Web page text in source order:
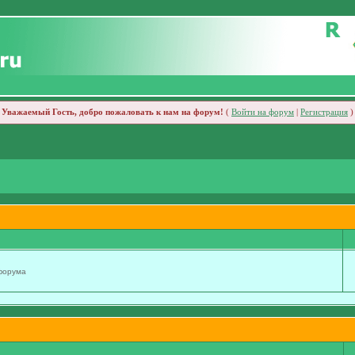
Уважаемый Гость, добро пожаловать к нам на форум! ( Войти на форум Регистрация )